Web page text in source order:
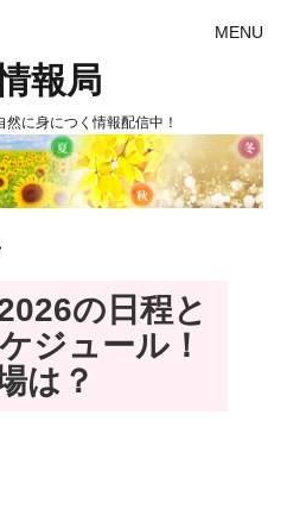
MENU
報局
に身につく情報配信中！
の日程と
ジュール！
は？